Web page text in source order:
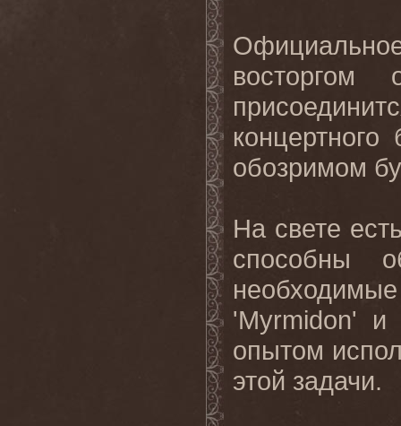
обозримом
На свете
способны
'Myrmidon'
опытом
этой задачи.